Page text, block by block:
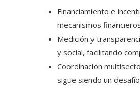
Financiamiento e
mecanismos
Medición y
y social, facilitando
Coordinación
sigue siendo un